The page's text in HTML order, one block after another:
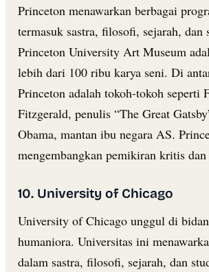
Princeton menawarkan berbagai
termasuk sastra, filosofi, sejarah, dan
Princeton University Art Museum
lebih dari 100 ribu karya seni. Di
Princeton adalah tokoh-tokoh seperti
Fitzgerald, penulis “The Great
Obama, mantan ibu negara AS.
mengembangkan pemikiran kritis
10. University of Chicago
University of Chicago unggul di
humaniora. Universitas ini
dalam sastra, filosofi, sejarah, dan